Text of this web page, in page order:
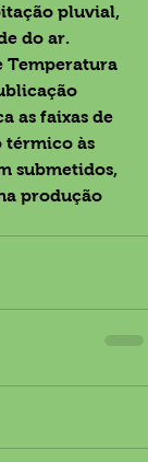
pluvial,
do ar.
Temperatura
as faixas de
às
submetidos,
produção